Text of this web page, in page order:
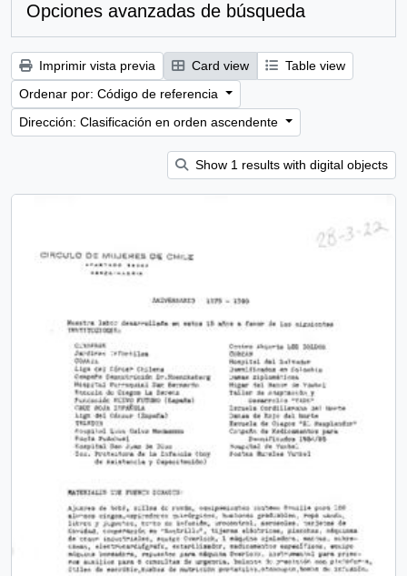
Opciones avanzadas de búsqueda
Imprimir vista previa Card view
Table view
Ordenar por: Código de referencia
Dirección: Clasificación en orden ascendente
Show 1 results with digital objects